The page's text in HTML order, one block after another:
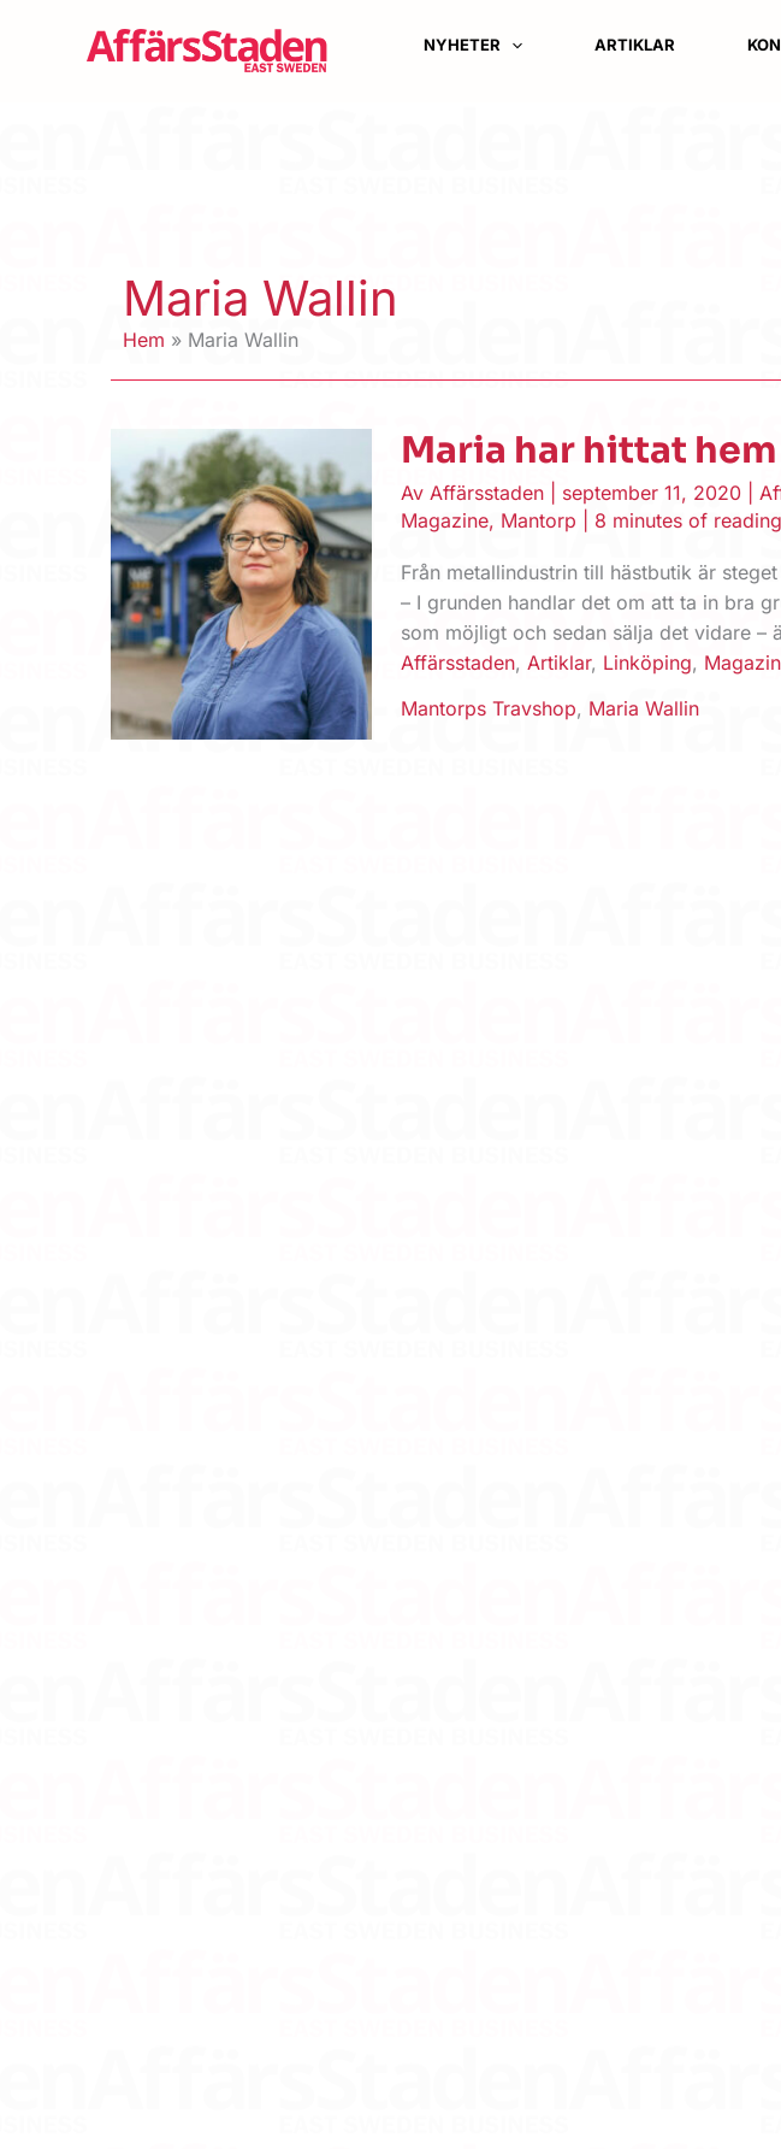
NYHETER ARTIKLAR
Maria Wallin
Hem Maria Wallin
Maria har hittat
AvAffärsstaden september 11, 2020 |
Magazine, Mantorp 8 minutes of reading
Från metallindustrin till hästbutik är
– I grunden handlar det om att ta in bra
som möjligt och sedan sälja det vidare –
Affärsstaden,Artiklar, Linköping,
Mantorps Travshop, Maria Wallin